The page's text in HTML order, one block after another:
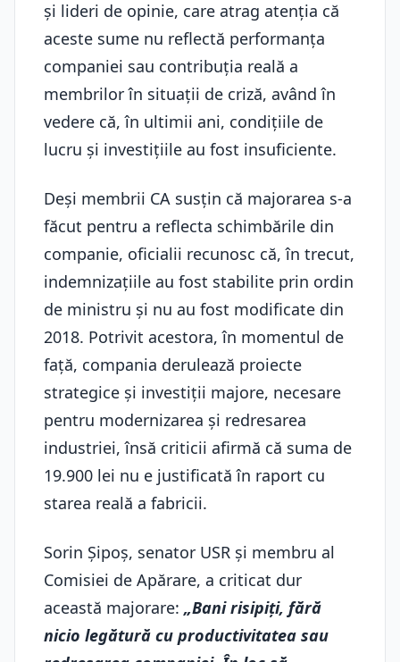
și lideri de opinie, care atrag atenția că
aceste sume nu reflectă performanța
companiei sau contribuția reală a
membrilor în situații de criză, având în
vedere că, în ultimii ani, condițiile de
lucru și investițiile au fost insuficiente.
Deși membrii CA susțin că majorarea s-a
făcut pentru a reflecta schimbările din
companie, oficialii recunosc că, în trecut,
indemnizațiile au fost stabilite prin ordin
de ministru și nu au fost modificate din
2018. Potrivit acestora, în momentul de
față, compania derulează proiecte
strategice și investiții majore, necesare
pentru modernizarea și redresarea
industriei, însă criticii afirmă că suma de
19.900 lei nu e justificată în raport cu
starea reală a fabricii.
Sorin Șipoș, senator USR și membru al
Comisiei de Apărare, a criticat dur
această majorare: „Bani risipiți, fără
nicio legătură cu productivitatea sau